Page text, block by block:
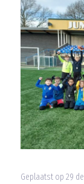
Geplaatst op 29